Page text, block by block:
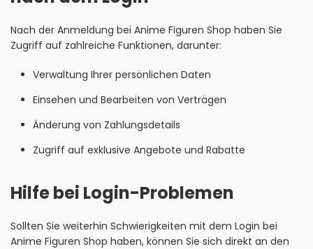
Nach der Anmeldung bei Anime Figuren Shop haben Sie
Zugriff auf zahlreiche Funktionen, darunter:
Verwaltung Ihrer persönlichen Daten
Einsehen und Bearbeiten von Verträgen
Änderung von Zahlungsdetails
Zugriff auf exklusive Angebote und Rabatte
Hilfe bei Login-Problemen
Sollten Sie weiterhin Schwierigkeiten mit dem Login bei
Anime Figuren Shop haben, können Sie sich direkt an den